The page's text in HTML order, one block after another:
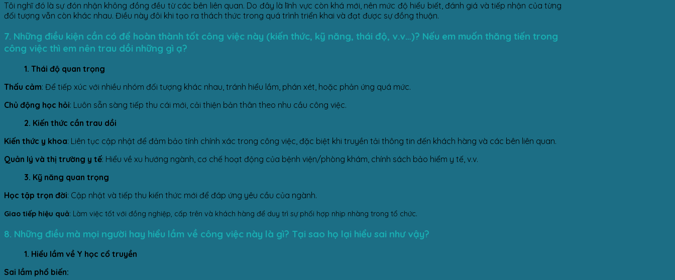
Tôi nghĩ đó là sự đón nhận không đồng đều từ các bên liên quan. Do đây là lĩnh vực còn khá mới, nên mức độ hiểu biết, đánh giá và tiếp nhận của từng
đối tượng vẫn còn khác nhau. Điều này đôi khi tạo ra thách thức trong quá trình triển khai và đạt được sự đồng thuận.
7. Những điều kiện cần có để hoàn thành tốt công việc này (kiến thức, kỹ năng, thái độ, v.v…)? Nếu em muốn thăng tiến trong
công việc thì em nên trau dồi những gì ạ?
1. Thái độ quan trọng
Thấu cảm: Để tiếp xúc với nhiều nhóm đối tượng khác nhau, tránh hiểu lầm, phán xét, hoặc phản ứng quá mức.
Chủ động học hỏi: Luôn sẵn sàng tiếp thu cái mới, cải thiện bản thân theo nhu cầu công việc.
2. Kiến thức cần trau dồi
Kiến thức y khoa: Liên tục cập nhật để đảm bảo tính chính xác trong công việc, đặc biệt khi truyền tải thông tin đến khách hàng và các bên liên quan.
Quản lý và thị trường y tế: Hiểu về xu hướng ngành, cơ chế hoạt động của bệnh viện/phòng khám, chính sách bảo hiểm y tế, v.v.
3. Kỹ năng quan trọng
Học tập trọn đời: Cập nhật và tiếp thu kiến thức mới để đáp ứng yêu cầu của ngành.
Giao tiếp hiệu quả: Làm việc tốt với đồng nghiệp, cấp trên và khách hàng để duy trì sự phối hợp nhịp nhàng trong tổ chức.
8. Những điều mà mọi người hay hiểu lầm về công việc này là gì? Tại sao họ lại hiểu sai như vậy?
1. Hiểu lầm về Y học cổ truyền
Sai lầm phổ biến: